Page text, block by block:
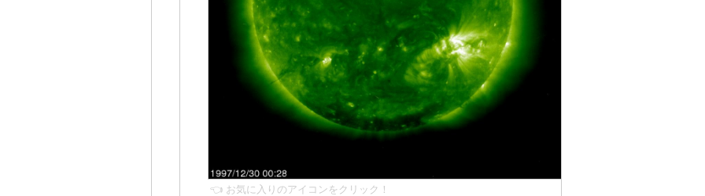
👈 お気に入りのアイコンをクリック！